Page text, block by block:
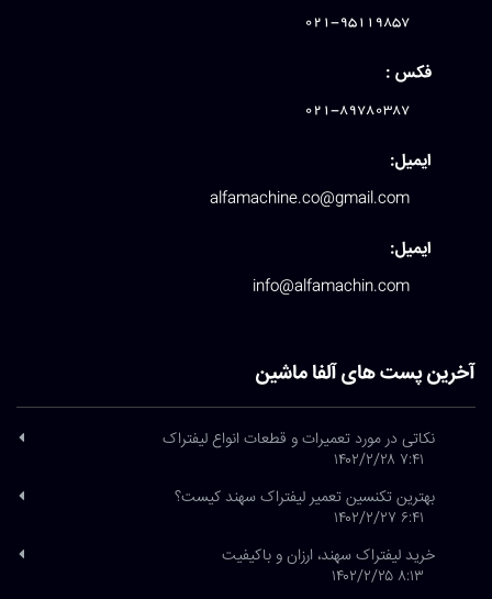
021-95119857
فکس :
021-89780387
ایمیل:
alfamachine.co@gmail.com
ایمیل:
info@alfamachin.com
آخرین پست های آلفا ماشین
نکاتی در مورد تعمیرات و قطعات انواع لیفتراک
۷:۴۱ ۱۴۰۲/۲/۲۸
بهترین تکنسین تعمیر لیفتراک سهند کیست؟
۶:۴۱ ۱۴۰۲/۲/۲۷
خرید لیفتراک سهند، ارزان و باکیفیت
۸:۱۳ ۱۴۰۲/۲/۲۵